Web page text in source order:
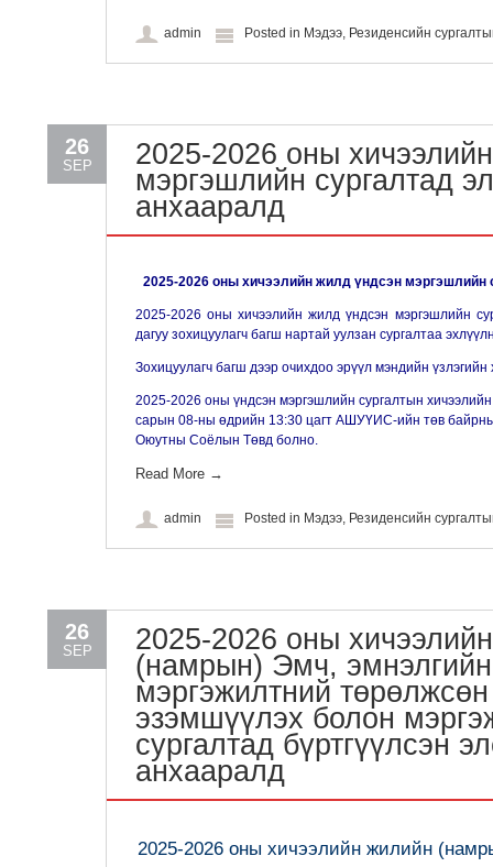
admin Posted in Мэдээ, Резиденсийн
26
SEP
2025-2026 оны
мэргэшлийн сургалтад
анхааралд
2025-2026 оны хичээлийн жилд үндсэн мэргэшлийн
2025-2026 оны хичээлийн жилд үндсэн мэргэшлийн
дагуу зохицуулагч багш нартай уулзан сургалтаа
Зохицуулагч багш дээр очихдоо эрүүл мэндийн үзлэгийн
2025-2026 оны үндсэн мэргэшлийн сургалтын
сарын 08-ны өдрийн 13:30 цагт АШУҮИС-ийн төв
Оюутны Соёлын Төвд болно.
Read More →
admin Posted in Мэдээ, Резиденсийн
26
SEP
2025-2026 оны
(намрын) Эмч,
мэргэжилтний
эзэмшүүлэх болон
сургалтад бүртгүүлсэн
анхааралд
2025-2026 оны хичээлийн жилийн